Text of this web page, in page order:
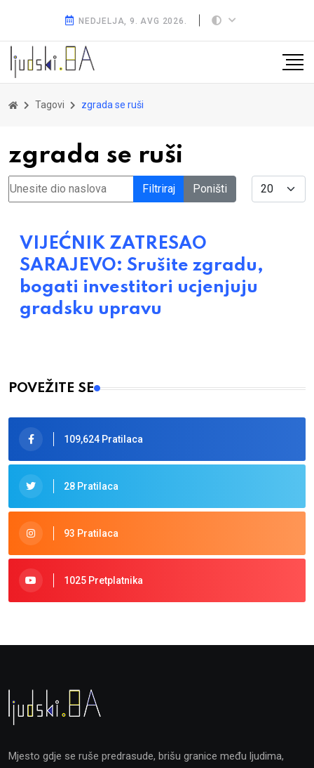
NEDJELJA, 9. AVG 2026.
Tagovi zgrada se ruši
zgrada se ruši
Unesite dio naslova Filtriraj Poništi Display #
VIJEĆNIK ZATRESAO
SARAJEVO: Srušite zgradu,
bogati investitori ucjenjuju
gradsku upravu
POVEŽITE SE
109,624 Pratilaca
28 Pratilaca
93 Pratilaca
1025 Pretplatnika
Mjesto gdje se ruše predrasude, brišu granice među ljudima,